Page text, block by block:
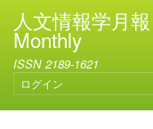
人文情報学月
Monthly
ISSN 2189-1621
ユ
ー
ログイン